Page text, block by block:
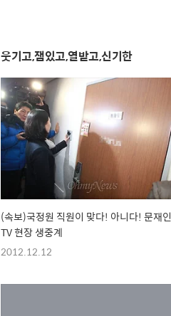
웃기고,잼있고,열받고,신기한
(속보)국정원 직원이 맞다! 아니다! 문재인
TV 현장 생중계
2012.12.12